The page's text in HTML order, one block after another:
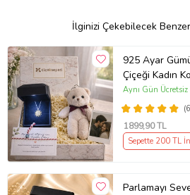
İlginizi Çekebilecek
925 Ayar
Çiçeği Kadın
Anahtarlık
Polaroid
Aynı Gün
1899,90 TL
Sepette 200 TL
Parlamayı